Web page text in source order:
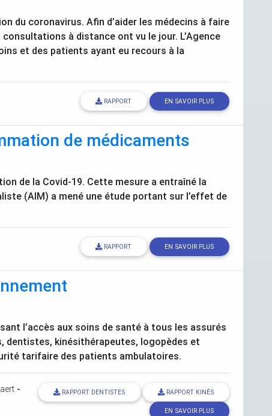
du coronavirus. Afin d’aider les médecins à faire
à distance ont vu le jour. L’Agence
et des patients ayant eu recours à la
RAPPORT EN SAVOIR PLUS
de médicaments
de la Covid-19. Cette mesure a entraîné la
(AIM) a mené une étude portant sur l’effet de
RAPPORT EN SAVOIR PLUS
l’accès aux soins de santé à tous les assurés
dentistes, kinésithérapeutes, logopèdes et
tarifaire des patients ambulatoires.
-
RAPPORT DENTISTES RAPPORT KINÉS
EN SAVOIR PLUS